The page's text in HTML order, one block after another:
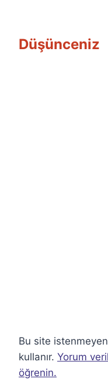
Düşünceniz
Bu site
kullanır. Yorum
öğrenin.